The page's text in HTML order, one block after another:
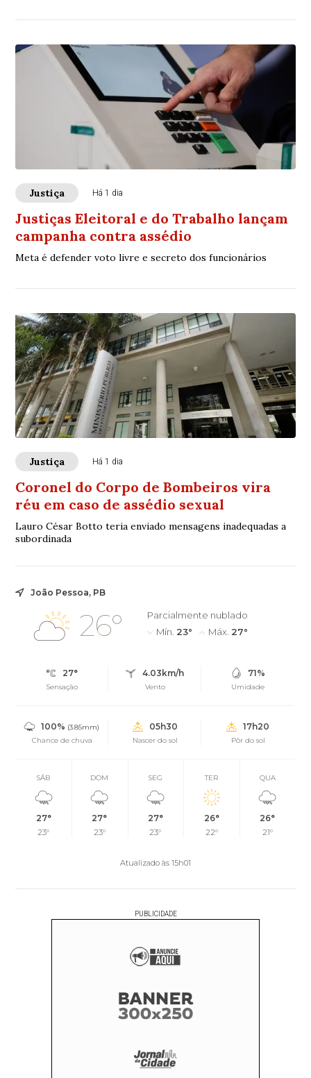
Justiça Há 1 dia
Justiças Eleitoral e do Trabalho lançam
campanha contra assédio
Meta é defender voto livre e secreto dos funcionários
Justiça Há 1 dia
Coronel do Corpo de Bombeiros vira
réu em caso de assédio sexual
Lauro César Botto teria enviado mensagens inadequadas a
subordinada
João Pessoa, PB
26°
Parcialmente nublado
Mín. 23° Máx. 27°
27°
Sensação
4.03km/h
Vento
71%
Umidade
100% (3.85mm)
Chance de chuva
05h30
Nascer do sol
17h20
Pôr do sol
SÁB
27°
23°
DOM
27°
23°
SEG
27°
23°
TER
26°
22°
QUA
26°
21°
Atualizado às 15h01
PUBLICIDADE